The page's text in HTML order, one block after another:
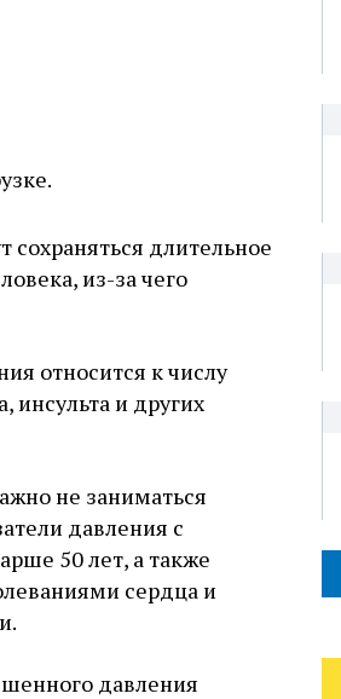
сохраняться длительное
из-за чего
относится к числу
инсульта и других
не заниматься
давления с
50 лет, а также
сердца и
давления